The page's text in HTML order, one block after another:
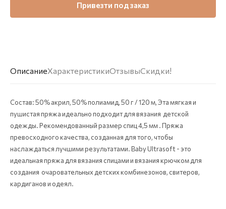
ОписаниеХарактеристикиОтзывыСкидки!
Состав: 50% акрил, 50% полиамид, 50 г / 120 м, Эта мягкая и
пушистая пряжа идеально подходит для вязания детской
одежды. Рекомендованный размер спиц 4,5 мм . Пряжа
превосходного качества, созданная для того, чтобы
наслаждаться лучшими результатами. Baby Ultrasoft - это
идеальная пряжа для вязания спицами и вязания крючком для
создания очаровательных детских комбинезонов, свитеров,
кардиганов и одеял.
Привезти под заказ